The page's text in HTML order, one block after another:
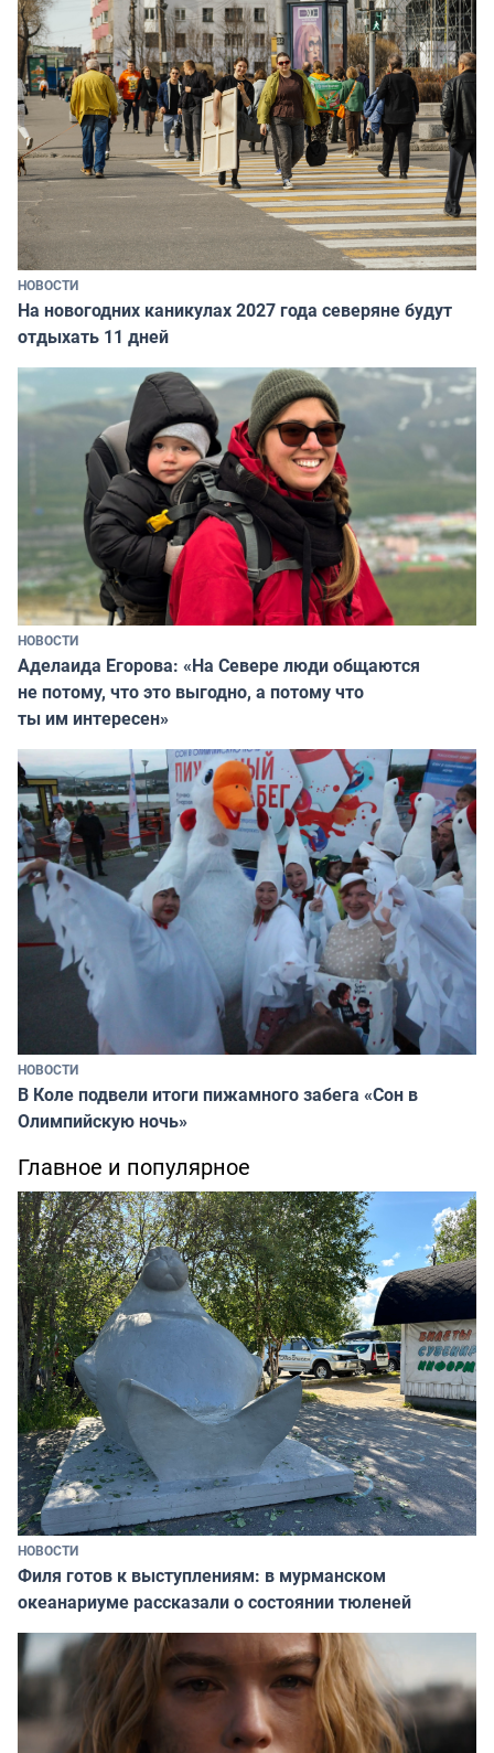
НОВОСТИ
На новогодних каникулах 2027 года северяне будут
отдыхать 11 дней
НОВОСТИ
Аделаида Егорова: «На Севере люди общаются
не потому, что это выгодно, а потому что
ты им интересен»
НОВОСТИ
В Коле подвели итоги пижамного забега «Сон в
Олимпийскую ночь»
Главное и популярное
НОВОСТИ
Филя готов к выступлениям: в мурманском
океанариуме рассказали о состоянии тюленей